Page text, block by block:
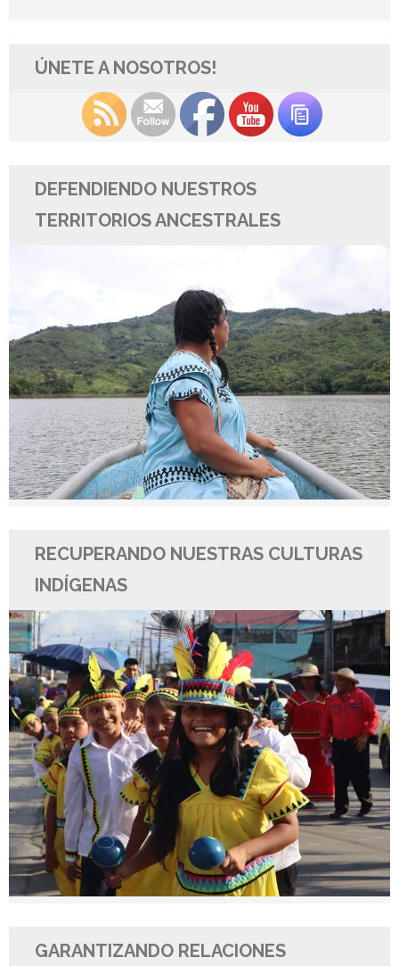
ÚNETE A NOSOTROS!
DEFENDIENDO NUESTROS
TERRITORIOS ANCESTRALES
RECUPERANDO NUESTRAS CULTURAS
INDÍGENAS
GARANTIZANDO RELACIONES